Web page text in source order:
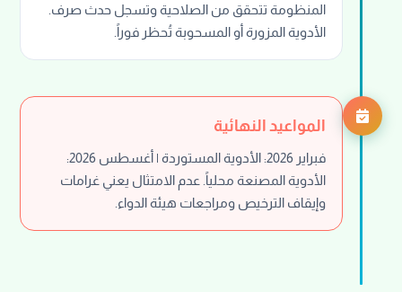
المنظومة تتحقق من الصلاحية وتسجل حدث صرف.
الأدوية المزورة أو المسحوبة تُحظر فوراً.
المواعيد النهائية
فبراير 2026: الأدوية المستوردة | أغسطس 2026:
الأدوية المصنعة محلياً. عدم الامتثال يعني غرامات
وإيقاف الترخيص ومراجعات هيئة الدواء.